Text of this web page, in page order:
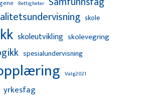
Rettigheter
skole
skoleutvikling skolevegring
spesialundervisning
Valg2021
yrkesfag